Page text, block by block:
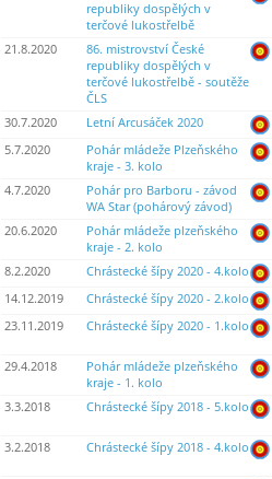
republiky dospělých v
terčové lukostřelbě
21.8.2020
86. mistrovství České
republiky dospělých v
terčové lukostřelbě - soutěže
ČLS
30.7.2020 Letní Arcusáček 2020
5.7.2020
Pohár mládeže Plzeňského
kraje - 3. kolo
4.7.2020
Pohár pro Barboru - závod
WA Star (pohárový závod)
20.6.2020
Pohár mládeže plzeňského
kraje - 2. kolo
8.2.2020 Chrástecké šípy 2020 - 4.kolo
14.12.2019
Chrástecké šípy 2020 - 2.kolo
23.11.2019
Chrástecké šípy 2020 - 1.kolo
29.4.2018
Pohár mládeže plzeňského
kraje - 1. kolo
3.3.2018 Chrástecké šípy 2018 - 5.kolo
3.2.2018 Chrástecké šípy 2018 - 4.kolo